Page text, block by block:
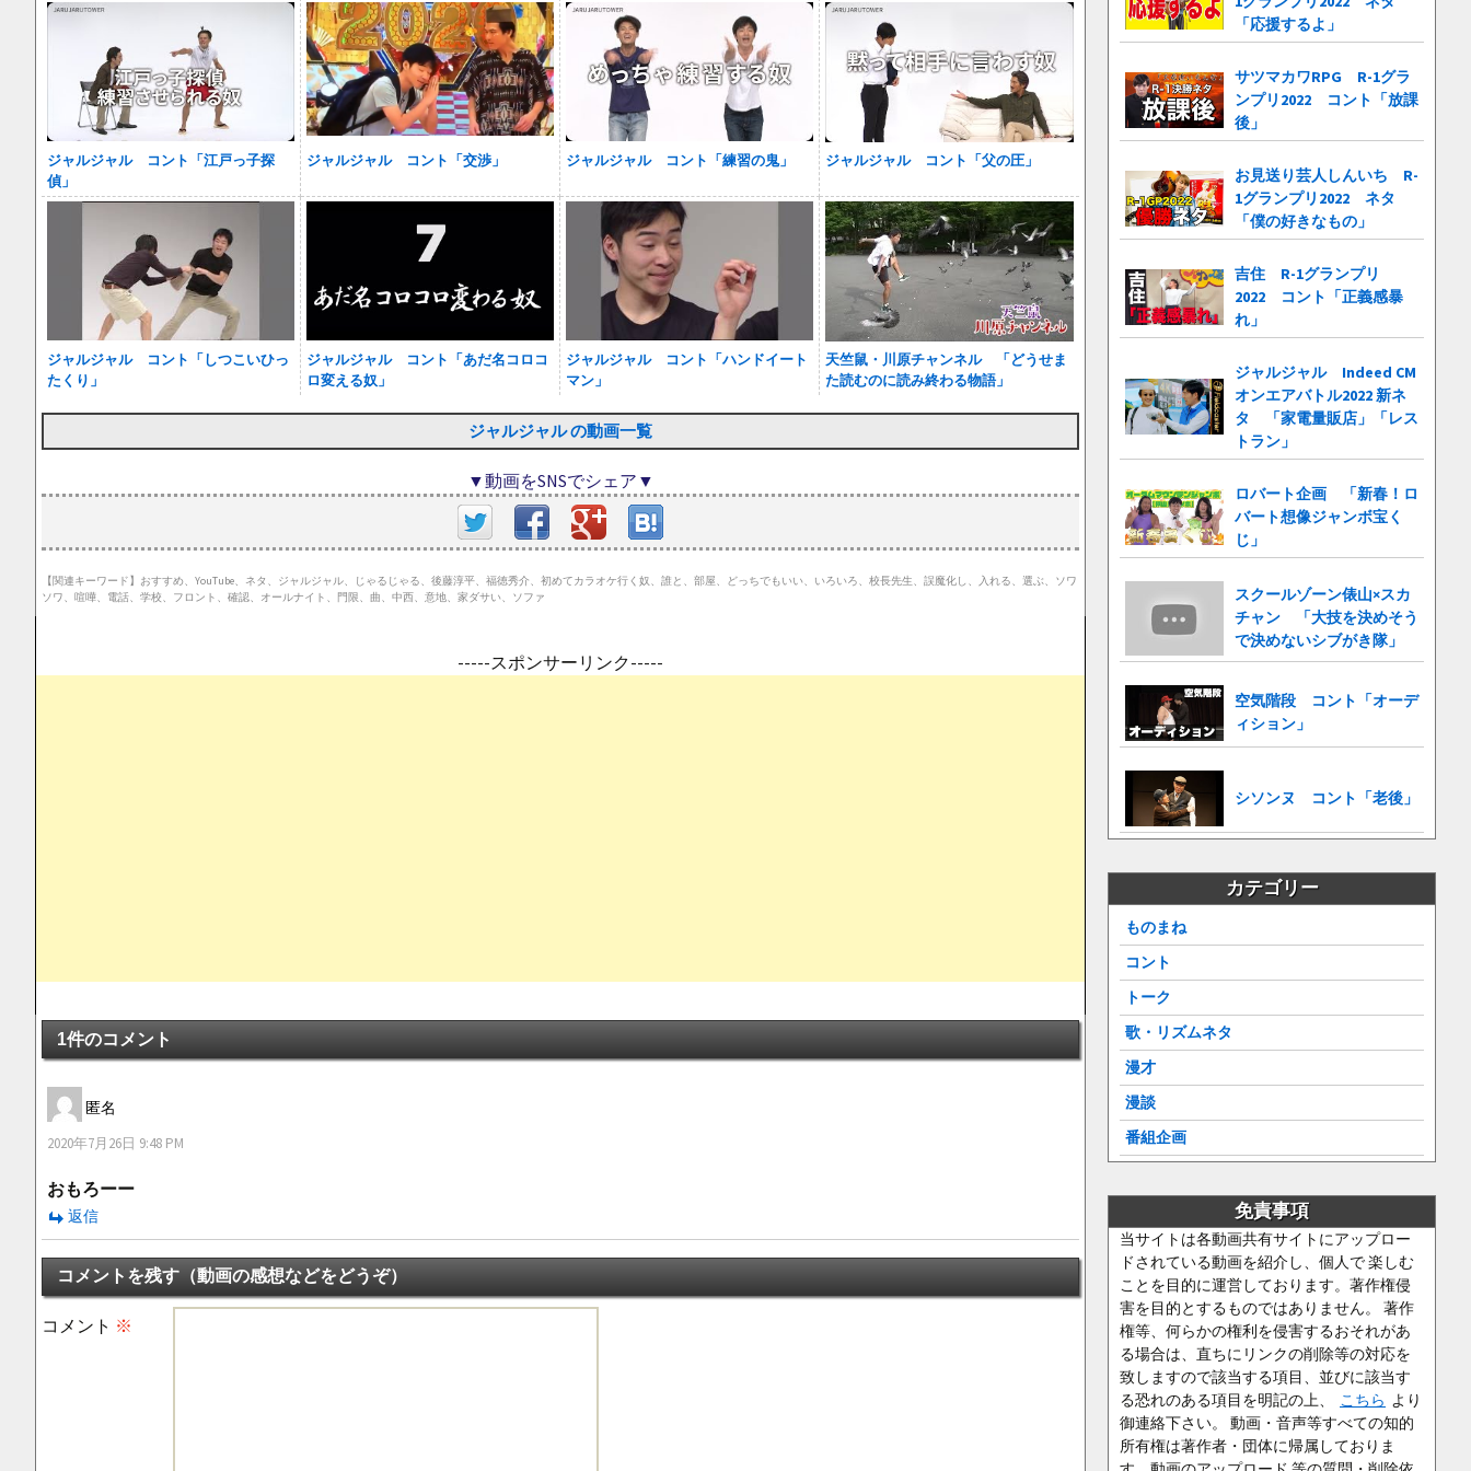
ジャルジャル コント「江戸っ子探
偵」
ジャルジャル コント「交渉」 ジャルジャル コント「練習の鬼」 ジャルジャル コント「父の圧」
ジャルジャル コント「しつこいひっ
たくり」
ジャルジャル コント「あだ名コロコ
ロ変える奴」
ジャルジャル コント「ハンドイート
マン」
天竺鼠・川原チャンネル 「どうせま
た読むのに読み終わる物語」
ジャルジャル の動画一覧
▼動画をSNSでシェア▼
【関連キーワード】おすすめ、YouTube、ネタ、ジャルジャル、じゃるじゃる、後藤淳平、福徳秀介、初めてカラオケ行く奴、誰と、部屋、どっちでもいい、いろいろ、校長先生、誤魔化し、入れる、選ぶ、ソワ
ソワ、喧嘩、電話、学校、フロント、確認、オールナイト、門限、曲、中西、意地、家ダサい、ソファ
-----スポンサーリンク-----
1件のコメント
匿名
2020年7月26日 9:48 PM
おもろーー
返信
コメントを残す（動画の感想などをどうぞ）
コメント ※
「応援するよ」
サツマカワRPG R-1グラ
ンプリ2022 コント「放課
後」
お見送り芸人しんいち R-
1グランプリ2022 ネタ
「僕の好きなもの」
吉住 R-1グランプリ
2022 コント「正義感暴
れ」
ジャルジャル Indeed CM
オンエアバトル2022 新ネ
タ 「家電量販店」「レス
トラン」
ロバート企画 「新春！ロ
バート想像ジャンボ宝く
じ」
スクールゾーン俵山×スカ
チャン 「大技を決めそう
で決めないシブがき隊」
空気階段 コント「オーデ
ィション」
シソンヌ コント「老後」
カテゴリー
ものまね
コント
トーク
歌・リズムネタ
漫才
漫談
番組企画
免責事項
当サイトは各動画共有サイトにアップロー
ドされている動画を紹介し、個人で 楽しむ
ことを目的に運営しております。著作権侵
害を目的とするものではありません。 著作
権等、何らかの権利を侵害するおそれがあ
る場合は、直ちにリンクの削除等の対応を
致しますので該当する項目、並びに該当す
る恐れのある項目を明記の上、
こちら より
御連絡下さい。 動画・音声等すべての知的
所有権は著作者・団体に帰属しておりま